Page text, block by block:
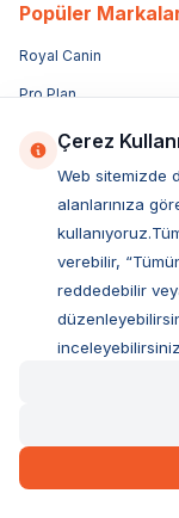
Popüler
Royal Canin
Pro Plan
Bozita
Sanebelle
Miratorg
Reflex
Çerez
Web sitemizde
alanlarınıza
verebilir,
reddedebilir